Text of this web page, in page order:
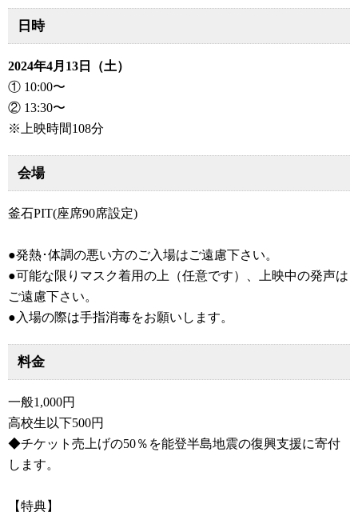
日時
2024年4月13日（土）
① 10:00〜
② 13:30〜
※上映時間108分
会場
釜石PIT(座席90席設定)
●発熱･体調の悪い方のご入場はご遠慮下さい。
●可能な限りマスク着用の上（任意です）、上映中の発声は
ご遠慮下さい。
●入場の際は手指消毒をお願いします。
料金
一般1,000円
高校生以下500円
◆チケット売上げの50％を能登半島地震の復興支援に寄付
します。
【特典】